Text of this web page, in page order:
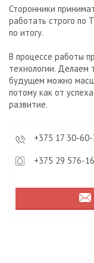
Сторонники
работать строго по
по итогу.
В процессе работы
технологии. Делаем
будущем можно
потому как от
развитие.
+375 17 30-
+375 29 576-